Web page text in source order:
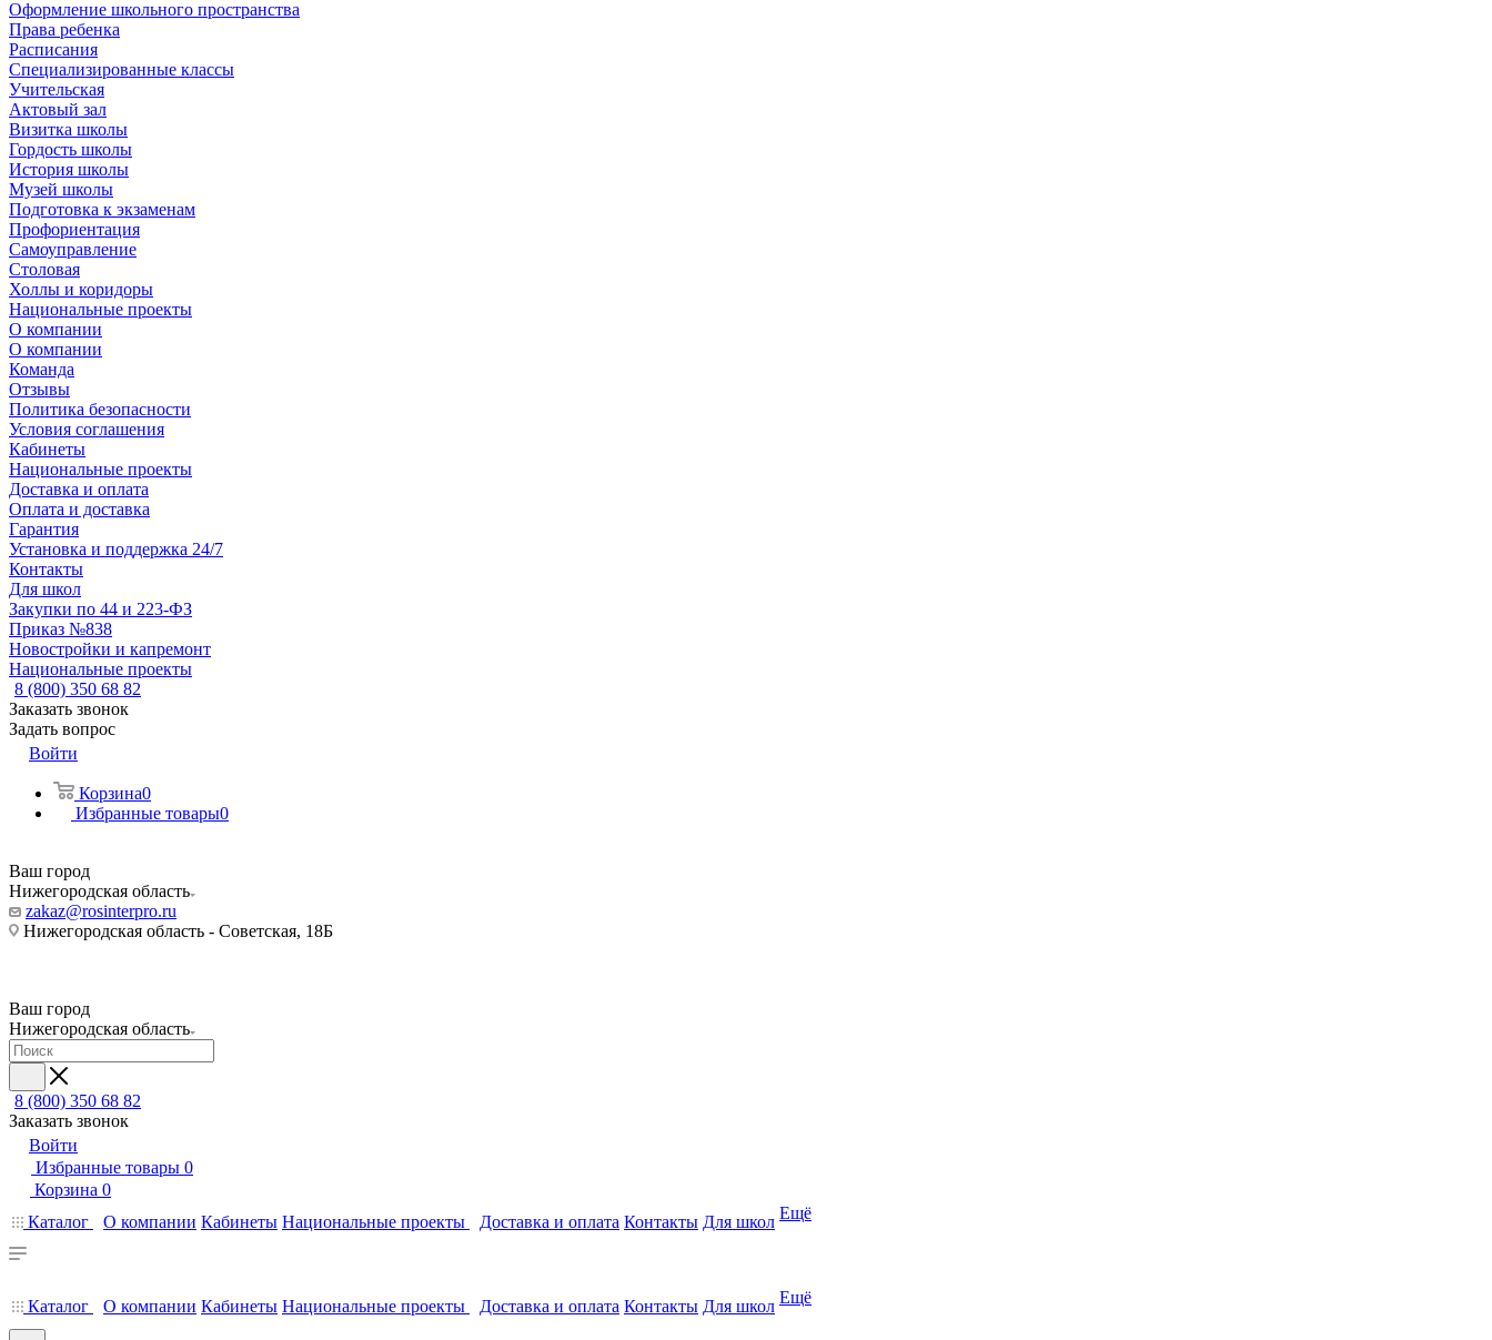
Оформление школьного пространства
Права ребенка
Расписания
Специализированные классы
Учительская
Актовый зал
Визитка школы
Гордость школы
История школы
Музей школы
Подготовка к экзаменам
Профориентация
Самоуправление
Столовая
Холлы и коридоры
Национальные проекты
О компании
О компании
Команда
Отзывы
Политика безопасности
Условия соглашения
Кабинеты
Национальные проекты
Доставка и оплата
Оплата и доставка
Гарантия
Установка и поддержка 24/7
Контакты
Для школ
Закупки по 44 и 223-ФЗ
Приказ №838
Новостройки и капремонт
Национальные проекты
8 (800) 350 68 82
Заказать звонок
Задать вопрос
Войти
Корзина0
Избранные товары0
Ваш город
Нижегородская область
zakaz@rosinterpro.ru
Нижегородская область - Советская, 18Б
Ваш город
Нижегородская область
8 (800) 350 68 82
Заказать звонок
Войти
Избранные товары 0
Корзина 0
Каталог
О компании Кабинеты Национальные проекты Доставка и оплата Контакты Для школ Ещё
Каталог О компании Кабинеты Национальные проекты Доставка и оплата Контакты Для школ Ещё